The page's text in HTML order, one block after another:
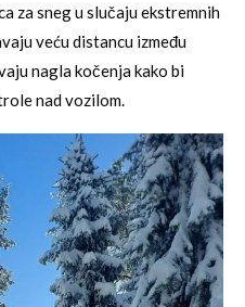
za sneg u slučaju ekstremnih
veću distancu između
nagla kočenja kako bi
nad vozilom.